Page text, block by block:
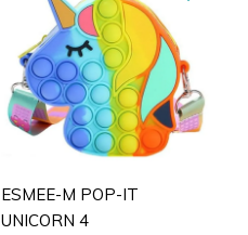
ESMEE-M POP-IT
UNICORN 4